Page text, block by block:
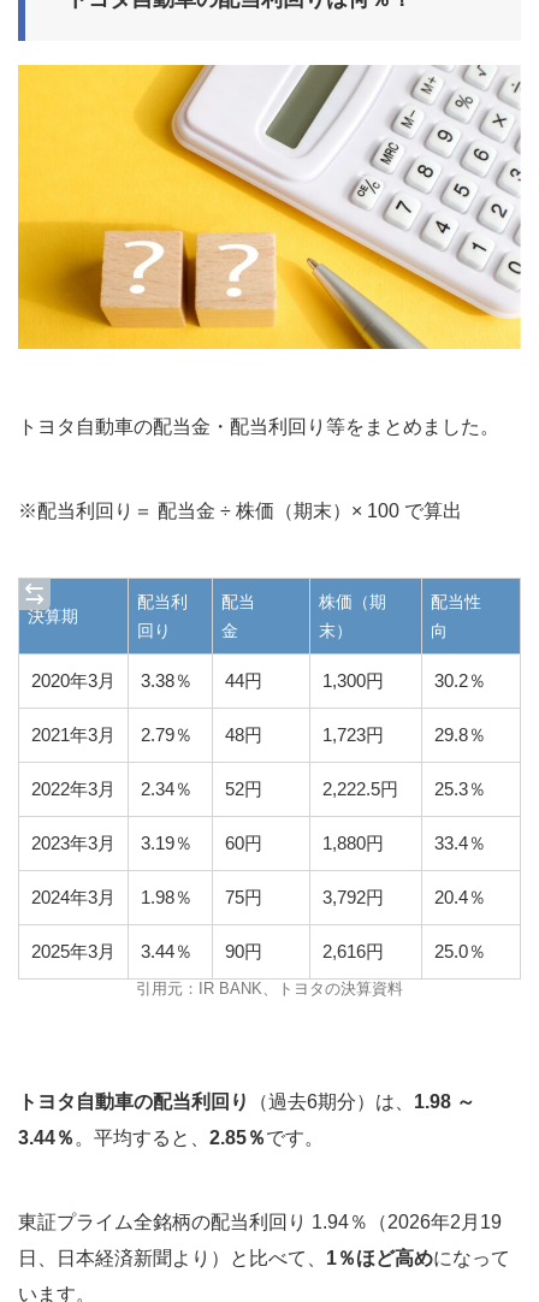
トヨタ自動車の配当金・配当利回り等をまとめました。
※配当利回り＝ 配当金 ÷ 株価（期末）× 100 で算出
決算期
配当利
回り
配当
金
株価（期
末）
配当性
向
2020年3月 3.38％ 44円 1,300円 30.2％
2021年3月 2.79％ 48円 1,723円 29.8％
2022年3月 2.34％ 52円 2,222.5円 25.3％
2023年3月 3.19％ 60円 1,880円 33.4％
2024年3月 1.98％ 75円 3,792円 20.4％
2025年3月 3.44％ 90円 2,616円 25.0％
引用元：IR BANK、トヨタの決算資料
トヨタ自動車の配当利回り （過去6期分）は、 1.98 ～
3.44％ 。平均すると、 2.85％です。
東証プライム全銘柄の配当利回り 1.94％（2026年2月19
日、日本経済新聞より）と比べて、 1％ほど高めになって
います。